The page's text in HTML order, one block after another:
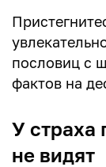
пословиц с
фактов на
У страха
не видят